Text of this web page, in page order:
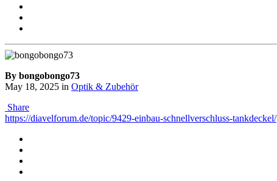
By bongobongo73
May 18, 2025 in Optik & Zubehör
Share
https://diavelforum.de/topic/9429-einbau-schnellverschluss-tankdeckel/